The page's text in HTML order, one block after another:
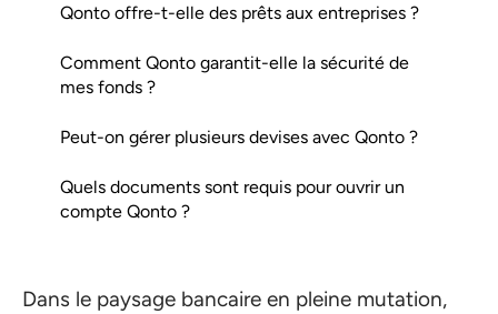
Qonto offre-t-elle des prêts aux entreprises ?
Comment Qonto garantit-elle la sécurité de
mes fonds ?
Peut-on gérer plusieurs devises avec Qonto ?
Quels documents sont requis pour ouvrir un
compte Qonto ?
Dans le paysage bancaire en pleine mutation,